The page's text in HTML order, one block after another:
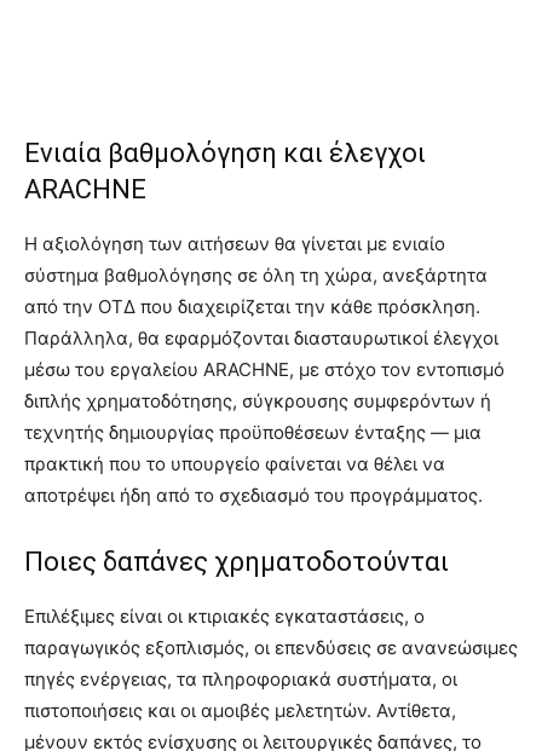
Ενιαία βαθμολόγηση και έλεγχοι
ARACHNE
Η αξιολόγηση των αιτήσεων θα γίνεται με ενιαίο
σύστημα βαθμολόγησης σε όλη τη χώρα, ανεξάρτητα
από την ΟΤΔ που διαχειρίζεται την κάθε πρόσκληση.
Παράλληλα, θα εφαρμόζονται διασταυρωτικοί έλεγχοι
μέσω του εργαλείου ARACHNE, με στόχο τον εντοπισμό
διπλής χρηματοδότησης, σύγκρουσης συμφερόντων ή
τεχνητής δημιουργίας προϋποθέσεων ένταξης — μια
πρακτική που το υπουργείο φαίνεται να θέλει να
αποτρέψει ήδη από το σχεδιασμό του προγράμματος.
Ποιες δαπάνες χρηματοδοτούνται
Επιλέξιμες είναι οι κτιριακές εγκαταστάσεις, ο
παραγωγικός εξοπλισμός, οι επενδύσεις σε ανανεώσιμες
πηγές ενέργειας, τα πληροφοριακά συστήματα, οι
πιστοποιήσεις και οι αμοιβές μελετητών. Αντίθετα,
μένουν εκτός ενίσχυσης οι λειτουργικές δαπάνες, το